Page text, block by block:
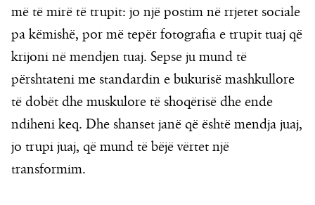
më të mirë të trupit: jo një postim në rrjetet sociale
pa këmishë, por më tepër fotografia e trupit tuaj që
krijoni në mendjen tuaj. Sepse ju mund të
përshtateni me standardin e bukurisë mashkullore
të dobët dhe muskulore të shoqërisë dhe ende
ndiheni keq. Dhe shanset janë që është mendja juaj,
jo trupi juaj, që mund të bëjë vërtet një
transformim.